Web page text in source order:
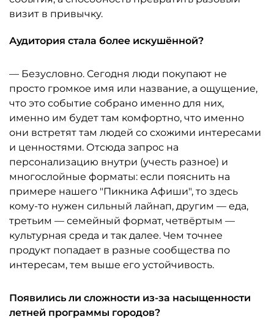
визит в привычку.
Аудитория стала более искушённой?
— Безусловно. Сегодня люди покупают не
просто громкое имя или название, а ощущение,
что это событие собрано именно для них,
именно им будет там комфортно, что именно
они встретят там людей со схожими интересами
и ценностями. Отсюда запрос на
персонализацию внутри (учесть разное) и
многослойные форматы: если пояснить на
примере нашего "Пикника Афиши", то здесь
кому-то нужен сильный лайнап, другим — еда,
третьим — семейный формат, четвёртым —
культурная среда и так далее. Чем точнее
продукт попадает в разные сообщества по
интересам, тем выше его устойчивость.
Появились ли сложности из-за насыщенности
летней программы городов?